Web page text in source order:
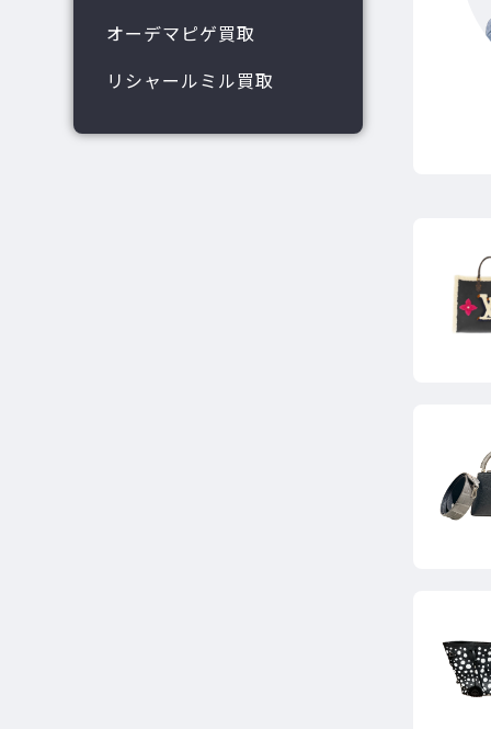
オーデマピゲ買取
リシャールミル買取